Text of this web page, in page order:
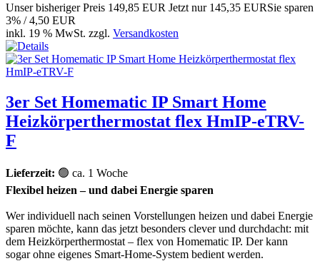
Unser bisheriger Preis 149,85 EUR Jetzt nur 145,35 EURSie sparen
3% / 4,50 EUR
inkl. 19 % MwSt. zzgl. Versandkosten
3er Set Homematic IP Smart Home
Heizkörperthermostat flex HmIP-eTRV-
F
Lieferzeit: 🟢 ca. 1 Woche
Flexibel heizen – und dabei Energie sparen
Wer individuell nach seinen Vorstellungen heizen und dabei Energie
sparen möchte, kann das jetzt besonders clever und durchdacht: mit
dem Heizkörperthermostat – flex von Homematic IP. Der kann
sogar ohne eigenes Smart-Home-System bedient werden.